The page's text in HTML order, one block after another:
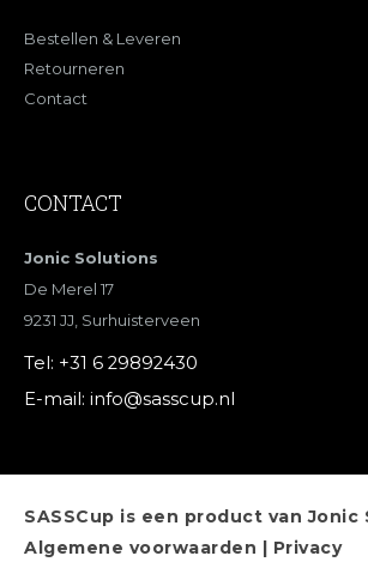
Bestellen & Leveren
Retourneren
Contact
CONTACT
Jonic Solutions
De Merel 17
9231 JJ, Surhuisterveen
Tel: +31 6 29892430
E-mail: info@sasscup.nl
SASSCup is een product van Jonic
Algemene voorwaarden
Privacy